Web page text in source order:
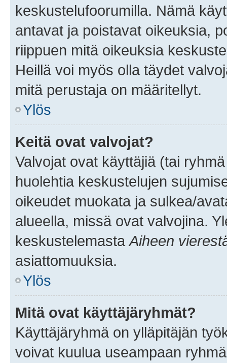
keskustelufoorumilla. Nämä
antavat ja poistavat oikeuksia,
riippuen mitä oikeuksia
Heillä voi myös olla täydet
mitä perustaja on määritellyt.
Ylös
Keitä ovat valvojat?
Valvojat ovat käyttäjiä (tai
huolehtia keskustelujen
oikeudet muokata ja sulkea/
alueella, missä ovat valvojina.
keskustelemasta Aiheen
asiattomuuksia.
Ylös
Mitä ovat käyttäjäryhmät?
Käyttäjäryhmä on ylläpitäjän
voivat kuulua useampaan